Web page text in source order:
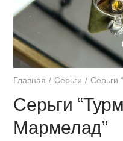
Главная Серьги Серьги
Серьги
Мармелад”